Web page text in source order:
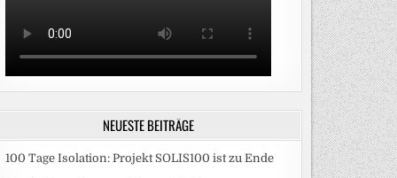
NEUESTE BEITRÄGE
100 Tage Isolation: Projekt SOLIS100 ist zu Ende